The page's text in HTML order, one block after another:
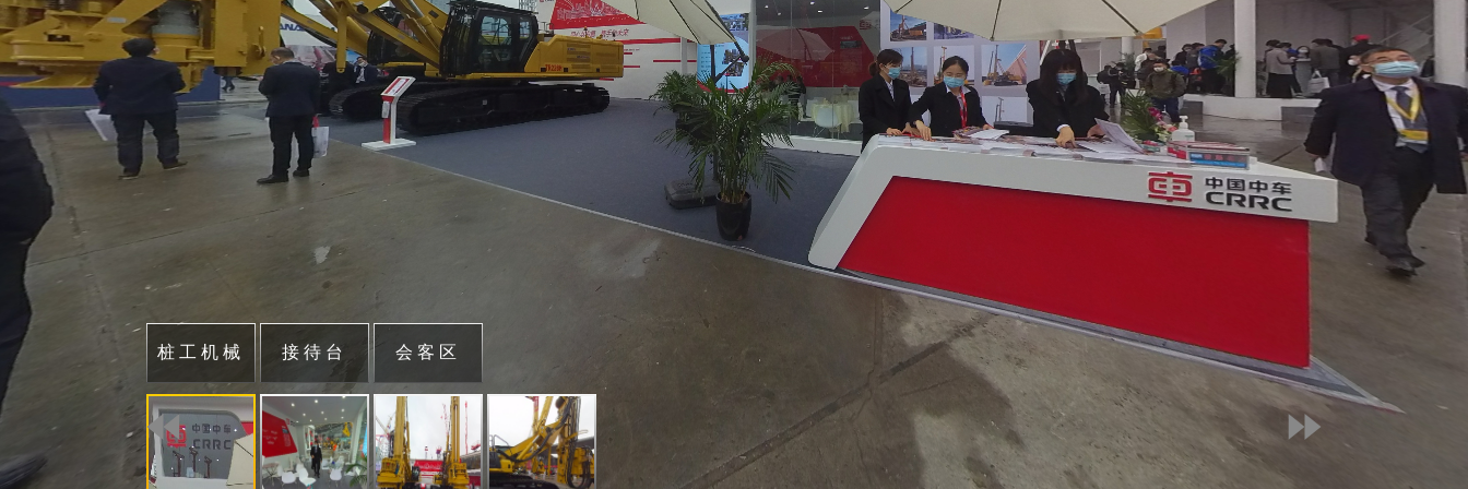
桩工机械 接待台 会客区